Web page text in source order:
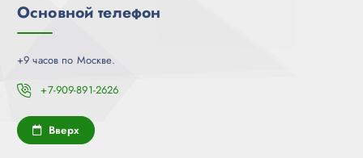
Основной телефон
+9 часов по Москве.
+7-909-891-2626
Вверх